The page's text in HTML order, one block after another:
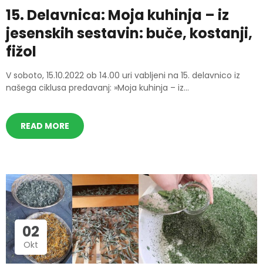
15. Delavnica: Moja kuhinja – iz
jesenskih sestavin: buče, kostanji,
fižol
V soboto, 15.10.2022 ob 14.00 uri vabljeni na 15. delavnico iz
našega ciklusa predavanj: »Moja kuhinja – iz...
READ MORE
02
Okt